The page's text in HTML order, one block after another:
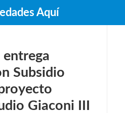
Subsidio
Giaconi III